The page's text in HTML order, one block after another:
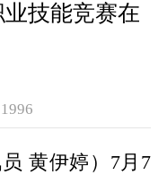
技能竞赛在
黄伊婷）7月7